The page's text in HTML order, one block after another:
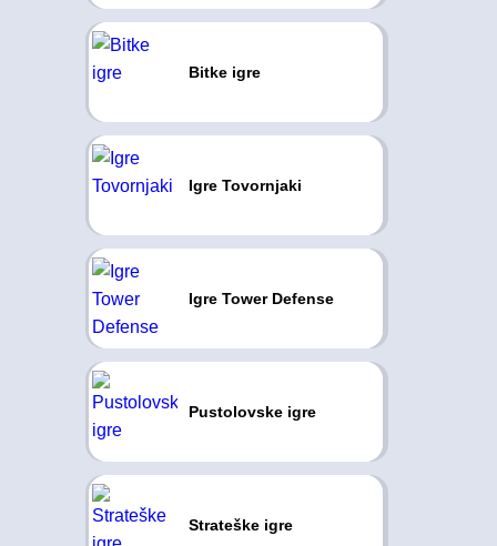
Bitke igre
Igre Tovornjaki
Igre Tower Defense
Pustolovske igre
Strateške igre